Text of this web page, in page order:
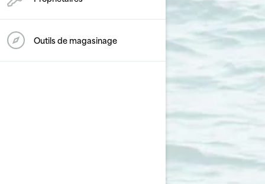
Outils de magasinage